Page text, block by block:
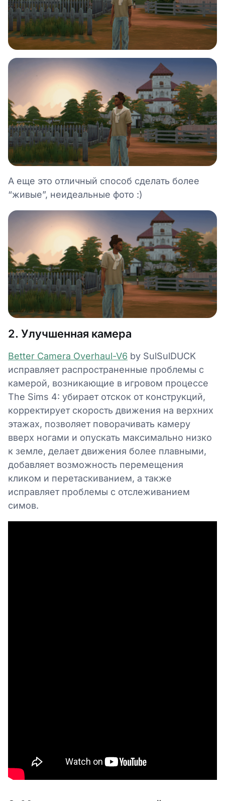
А еще это отличный способ сделать более
“живые”, неидеальные фото :)
2. Улучшенная камера
Better Camera Overhaul-V6 by SulSulDUCK
исправляет распространенные проблемы с
камерой, возникающие в игровом процессе
The Sims 4: убирает отскок от конструкций,
корректирует скорость движения на верхних
этажах, позволяет поворачивать камеру
вверх ногами и опускать максимально низко
к земле, делает движения более плавными,
добавляет возможность перемещения
кликом и перетаскиванием, а также
исправляет проблемы с отслеживанием
симов.